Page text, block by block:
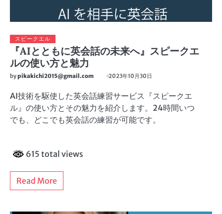
スピークエル
『AIとともに英会話の未来へ』スピークエ
ルの使い方と魅力
bypikakichi2015@gmail.com 2023年10月30日
AI技術を駆使した英会話練習サービス『スピークエ
ル』の使い方とその魅力を紹介します。24時間いつ
でも、どこでも英会話の練習が可能です。
615 total views
Read More